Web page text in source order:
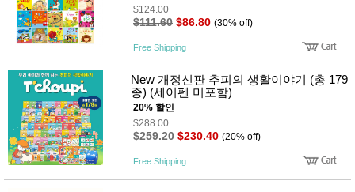
스킨케
어
메이크
업
헤어케
어/염색
바디케
어/향수
남성화
장품
미용제
품
$124.00
$111.60 $86.80 (30% off)
Free Shipping
New 개정신판 추피의 생활이야기 (총 179
종) (세이펜 미포함)
20% 할인
$288.00
$259.20 $230.40 (20% off)
Free Shipping